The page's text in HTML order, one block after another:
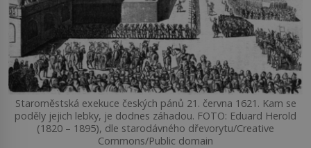
Staroměstská exekuce českých pánů 21. června 1621. Kam se
poděly jejich lebky, je dodnes záhadou. FOTO: Eduard Herold
(1820 – 1895), dle starodávného dřevorytu/Creative
Commons/Public domain